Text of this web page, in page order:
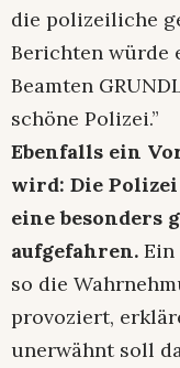
die polizeiliche
Berichten würde
Beamten
schöne Polizei.”
Ebenfalls ein
wird: Die
eine besonders
aufgefahren. Ein
so die
provoziert,
unerwähnt soll